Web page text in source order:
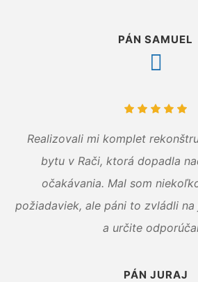
PÁN SAMUEL
Realizovali mi komplet
bytu v Rači, ktorá dopadla
očakávania. Mal som
požiadaviek, ale páni to zvládli na
a určite
PÁN JURAJ